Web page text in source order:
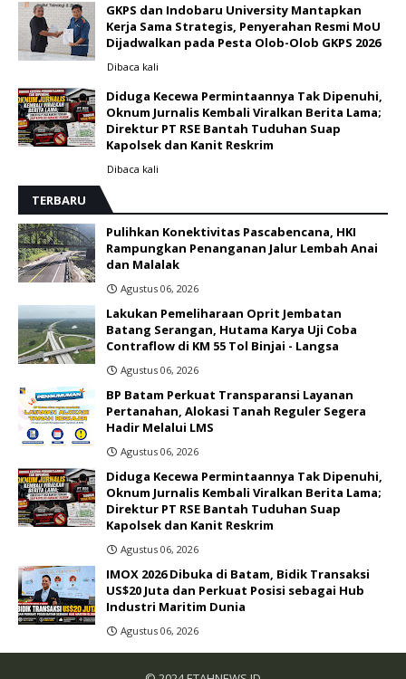
GKPS dan Indobaru University Mantapkan
Kerja Sama Strategis, Penyerahan Resmi MoU
Dijadwalkan pada Pesta Olob-Olob GKPS 2026 ‎
Dibaca kali
Diduga Kecewa Permintaannya Tak Dipenuhi,
Oknum Jurnalis Kembali Viralkan Berita Lama;
Direktur PT RSE Bantah Tuduhan Suap
Kapolsek dan Kanit Reskrim
Dibaca kali
TERBARU
Pulihkan Konektivitas Pascabencana, HKI
Rampungkan Penanganan Jalur Lembah Anai
dan Malalak
Agustus 06, 2026
Lakukan Pemeliharaan Oprit Jembatan
Batang Serangan, Hutama Karya Uji Coba
Contraflow di KM 55 Tol Binjai - Langsa
Agustus 06, 2026
BP Batam Perkuat Transparansi Layanan
Pertanahan, Alokasi Tanah Reguler Segera
Hadir Melalui LMS
Agustus 06, 2026
Diduga Kecewa Permintaannya Tak Dipenuhi,
Oknum Jurnalis Kembali Viralkan Berita Lama;
Direktur PT RSE Bantah Tuduhan Suap
Kapolsek dan Kanit Reskrim
Agustus 06, 2026
IMOX 2026 Dibuka di Batam, Bidik Transaksi
US$20 Juta dan Perkuat Posisi sebagai Hub
Industri Maritim Dunia ‎
Agustus 06, 2026